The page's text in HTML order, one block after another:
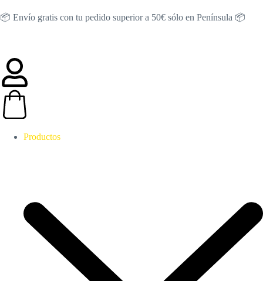
📦 Envío gratis con tu pedido superior a 50€ sólo en Península 📦
Productos